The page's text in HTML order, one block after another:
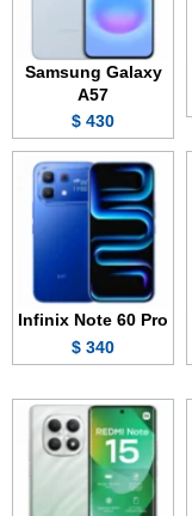
Samsung Galaxy
A57
430 $
Infinix Note 60 Pro
340 $